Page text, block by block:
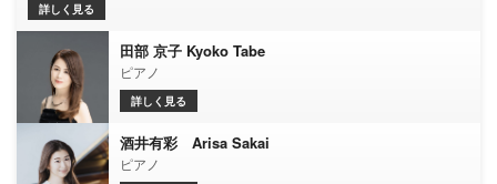
詳しく見る
田部 京子 Kyoko Tabe
ピアノ
詳しく見る
酒井有彩 Arisa Sakai
ピアノ